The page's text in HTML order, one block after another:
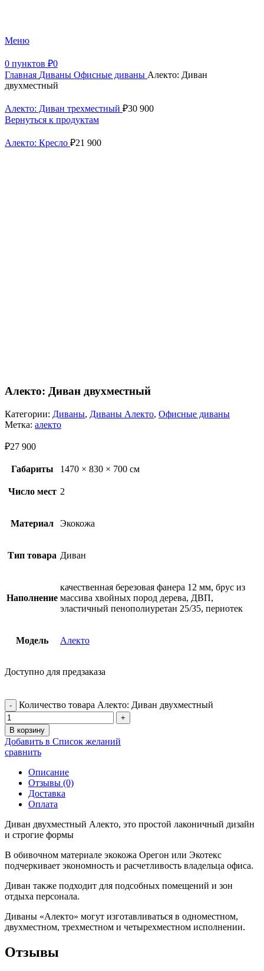
Меню
0 пунктов ₽0
Главная Диваны Офисные диваны Алекто: Диван
двухместный
Алекто: Диван трехместный ₽30 900
Вернуться к продуктам
Алекто: Кресло ₽21 900
Алекто: Диван двухместный
Категории: Диваны, Диваны Алекто, Офисные диваны
Метка: алекто
₽27 900
Габариты 1470 × 830 × 700 см
Число мест 2
Материал Экокожа
Тип товара Диван
Наполнение
качественная березовая фанера 12 мм, брус из
массива хвойных пород дерева, ДВП,
эластичный пенополиуретан 25/35, периотек
Модель Алекто
Доступно для предзаказа
Количество товара Алекто: Диван двухместный
В корзину
Добавить в Список желаний
сравнить
Описание
Отзывы (0)
Доставка
Оплата
Диван двухместный Алекто, это простой лаконичный дизайн
и строгие формы
В обивочном материале экокожа Орегон или Экотекс
подчеркивает экономность и расчетливость владельца офиса.
Диван также подходит для подсобных помещений и зон
отдыха персонала.
Диваны «Алекто» могут изготавливаться в одноместном,
двухместном, трехместном и четырехместном исполнении.
Отзывы